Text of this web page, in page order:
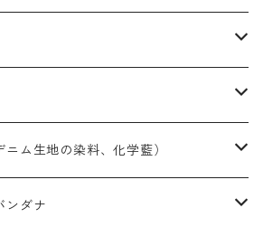
やかな黄色）
）
売
クスPS－900
を染める染料
）
ム生地の染料、化学藍）
ト販売
ンダナ